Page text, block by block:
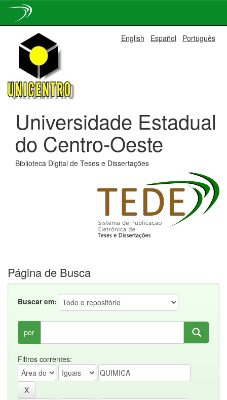
navigation
English Español Português
Universidade Estadual
do Centro-Oeste
Biblioteca Digital de Teses e Dissertações
Página de Busca
Buscar em:
por
Filtros correntes: